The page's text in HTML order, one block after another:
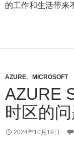
的工作和生活带来
AZURE、 MICROSOFT
AZURE
时区的
2024年10月19日